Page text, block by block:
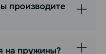
производите
на пружины?